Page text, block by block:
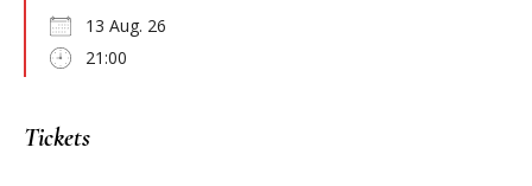
13 Aug. 26
21:00
Tickets